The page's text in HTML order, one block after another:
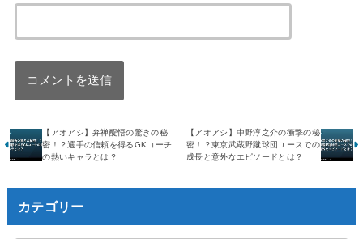
【アオアシ】弁禅醍悟の驚きの秘
密！？選手の信頼を得るGKコーチ
の熱いキャラとは？
【アオアシ】中野淳之介の衝撃の秘
密！？東京武蔵野蹴球団ユースでの
成長と意外なエピソードとは？
カテゴリー